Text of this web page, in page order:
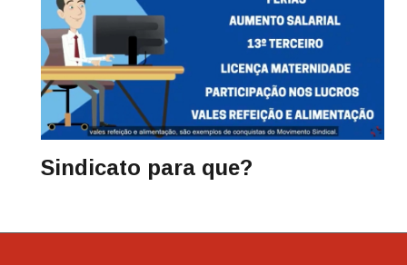
Sindicato para que?